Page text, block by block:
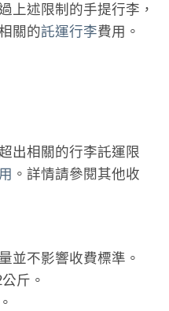
上述限制的手提行李，
關的託運行李費用。
出相關的行李託運限
。詳情請參閱其他收
並不影響收費標準。
斤。